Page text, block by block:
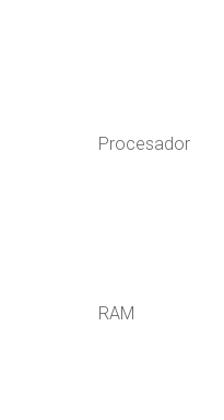
Procesador
RAM